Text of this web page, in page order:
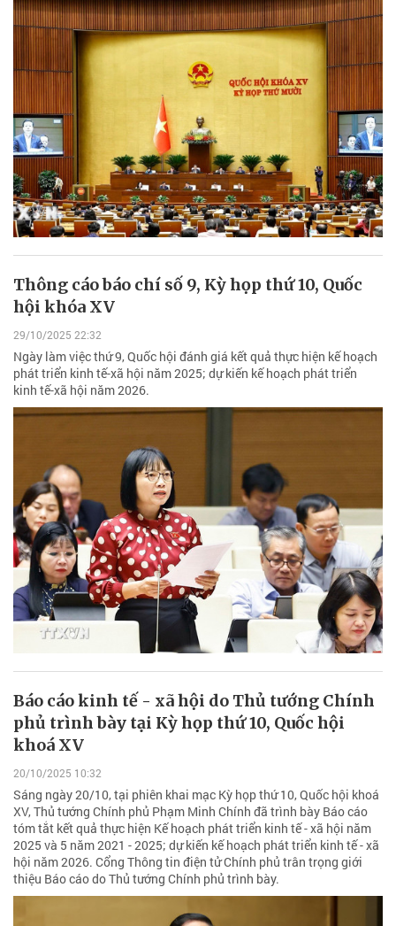
Thông cáo báo chí số 9, Kỳ họp thứ 10, Quốc
hội khóa XV
29/10/2025 22:32
Ngày làm việc thứ 9, Quốc hội đánh giá kết quả thực hiện kế hoạch
phát triển kinh tế-xã hội năm 2025; dự kiến kế hoạch phát triển
kinh tế-xã hội năm 2026.
Báo cáo kinh tế - xã hội do Thủ tướng Chính
phủ trình bày tại Kỳ họp thứ 10, Quốc hội
khoá XV
20/10/2025 10:32
Sáng ngày 20/10, tại phiên khai mạc Kỳ họp thứ 10, Quốc hội khoá
XV, Thủ tướng Chính phủ Phạm Minh Chính đã trình bày Báo cáo
tóm tắt kết quả thực hiện Kế hoạch phát triển kinh tế - xã hội năm
2025 và 5 năm 2021 - 2025; dự kiến kế hoạch phát triển kinh tế - xã
hội năm 2026. Cổng Thông tin điện tử Chính phủ trân trọng giới
thiệu Báo cáo do Thủ tướng Chính phủ trình bày.